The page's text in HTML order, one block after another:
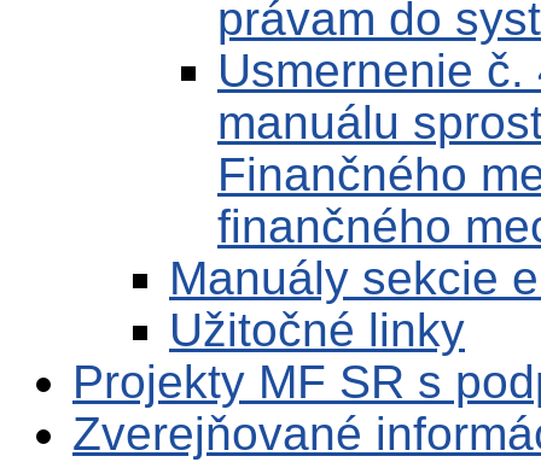
právam do
Usmernenie
manuálu
Finančného
finančného
Manuály sekcie
Užitočné linky
Projekty MF SR s
Zverejňované